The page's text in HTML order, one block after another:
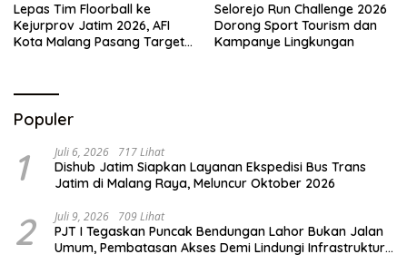
Lepas Tim Floorball ke
Kejurprov Jatim 2026, AFI
Kota Malang Pasang Target
Selorejo Run Challenge 2026
Dorong Sport Tourism dan
Kampanye Lingkungan
Populer
1 Juli 6, 2026 717 Lihat
Dishub Jatim Siapkan Layanan Ekspedisi Bus Trans
Jatim di Malang Raya, Meluncur Oktober 2026
2 Juli 9, 2026 709 Lihat
PJT I Tegaskan Puncak Bendungan Lahor Bukan Jalan
Umum, Pembatasan Akses Demi Lindungi Infrastruktur